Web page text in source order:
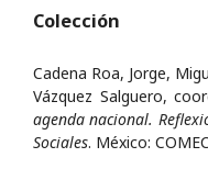
Colección
Cadena Roa, Jorge,
Vázquez Salguero,
agenda nacional.
Sociales. México: